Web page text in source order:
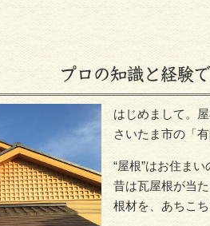
プロの知識と経験
はじめまして。
さいたま市の「
“屋根”はお住ま
昔は瓦屋根が当
根材を、あちこ